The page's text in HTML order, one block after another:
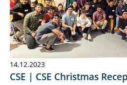
14.12.2023
CSE | CSE Christmas